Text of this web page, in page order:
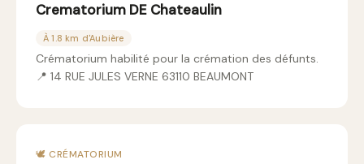
Crematorium DE Chateaulin
À 1.8 km d'Aubière
Crématorium habilité pour la crémation des défunts.
📍 14 RUE JULES VERNE 63110 BEAUMONT
🕊️ CRÉMATORIUM